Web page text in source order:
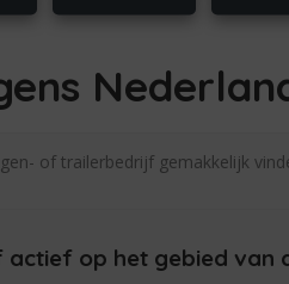
of trailerbedrijf gemakkelijk
op het gebied van